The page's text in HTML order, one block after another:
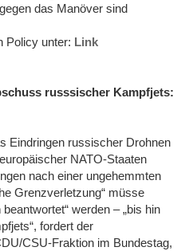
das Manöver sind
Policy unter: Link
russsischer Kampfjets:
Eindringen russischer Drohnen
NATO-Staaten
nach einer ungehemmten
Grenzverletzung“ müsse
werden – „bis hin
fordert der
CSU-Fraktion im Bundestag,